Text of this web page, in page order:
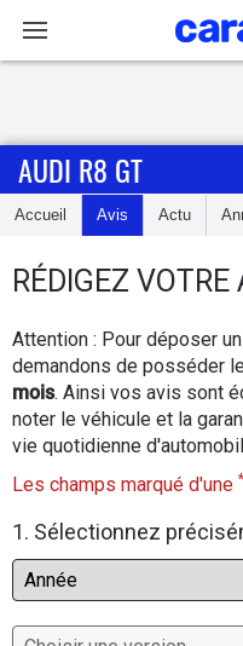
Accueil
Essais
Guide
d'achat
Electriques
Flottes
Auto
AUDI R8 GT
Accueil Avis Actu
RÉDIGEZ VOTRE
Attention : Pour déposer
demandons de posséder
mois. Ainsi vos avis sont
noter le véhicule et la
vie quotidienne
Les champs marqué d'une *
1. Sélectionnez